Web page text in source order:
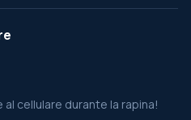
cellulare durante la rapina!